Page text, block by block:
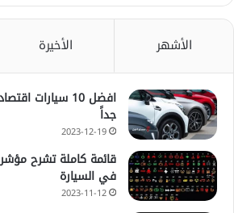
الأشهر الأخيرة
افضل 10 سيارات
جداً
2023-12-19
قائمة كاملة تشرح مؤشر
في السيارة
2023-11-12